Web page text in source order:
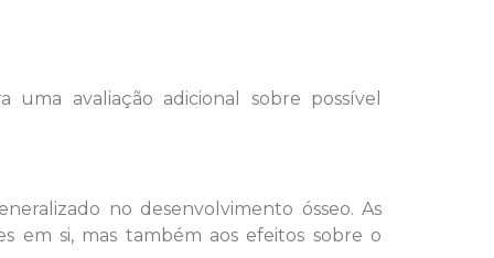
avaliação adicional sobre possível
no desenvolvimento ósseo. As
em si, mas também aos efeitos sobre o